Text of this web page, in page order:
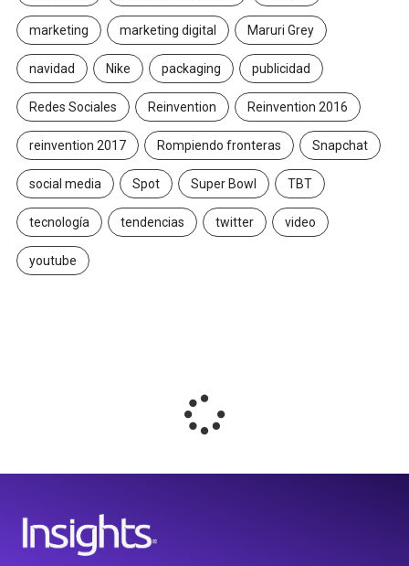
marketing marketing digital Maruri Grey
navidad Nike packaging publicidad
Redes Sociales Reinvention Reinvention 2016
reinvention 2017 Rompiendo fronteras Snapchat
social media Spot Super Bowl TBT
tecnología tendencias twitter video
youtube